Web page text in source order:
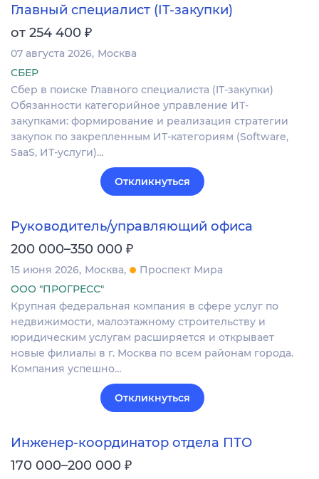
Главный специалист (IT-закупки)
от 254 400 ₽
07 августа 2026 Москва
СБЕР
Сбер в поиске Главного специалиста (IT-закупки)
Обязанности категорийное управление ИТ-
закупками: формирование и реализация стратегии
закупок по закрепленным ИТ-категориям (Software,
SaaS, ИТ-услуги)…
Откликнуться
Руководитель/управляющий офиса
200 000–350 000 ₽
15 июня 2026 Москва
Проспект Мира
ООО "ПРОГРЕСС"
Крупная федеральная компания в сфере услуг по
недвижимости, малоэтажному строительству и
юридическим услугам расширяется и открывает
новые филиалы в г. Москва по всем районам города.
Компания успешно…
Откликнуться
Инженер-координатор отдела ПТО
170 000–200 000 ₽